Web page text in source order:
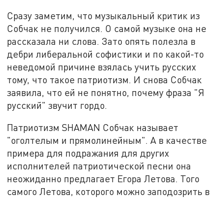
Сразу заметим, что музыкальный критик из
Собчак не получился. О самой музыке она не
рассказала ни слова. Зато опять полезла в
дебри либеральной софистики и по какой-то
неведомой причине взялась учить русских
тому, что такое патриотизм. И снова Собчак
заявила, что ей не понятно, почему фраза "Я
русский" звучит гордо.
Патриотизм SHAMAN Собчак называет
"оголтелым и прямолинейным". А в качестве
примера для подражания для других
исполнителей патриотической песни она
неожиданно предлагает Егора Летова. Того
самого Летова, которого можно заподозрить в